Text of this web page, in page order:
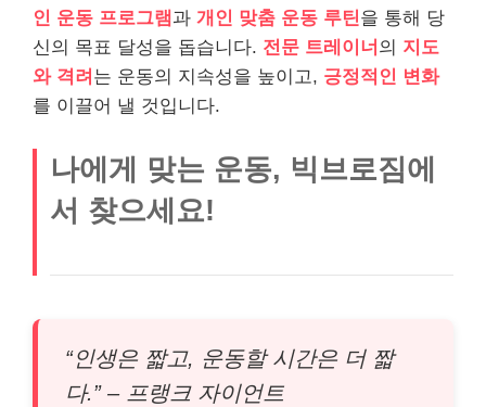
인 운동 프로그램 과 개인 맞춤 운동 루틴을 통해 당
신의 목표 달성을 돕습니다. 전문 트레이너 의 지도
와 격려 는 운동의 지속성을 높이고, 긍정적인 변화
를 이끌어 낼 것입니다.
나에게 맞는 운동, 빅브로짐에
서 찾으세요!
“인생은 짧고, 운동할 시간은 더 짧
다.” – 프랭크 자이언트